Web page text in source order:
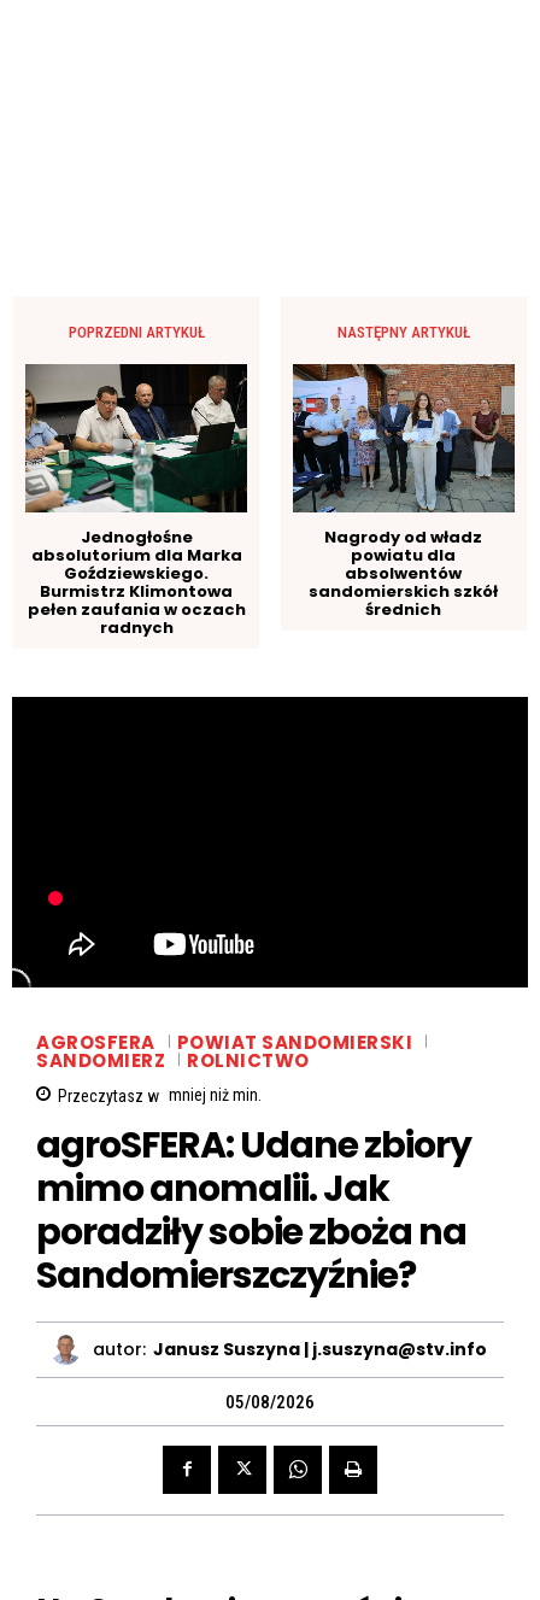
POPRZEDNI ARTYKUŁ
Jednogłośne
absolutorium dla Marka
Goździewskiego.
Burmistrz Klimontowa
pełen zaufania w oczach
radnych
NASTĘPNY ARTYKUŁ
Nagrody od władz
powiatu dla
absolwentów
sandomierskich szkół
średnich